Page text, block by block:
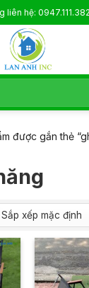
liên hệ: 0947.111.382
được gắn thẻ